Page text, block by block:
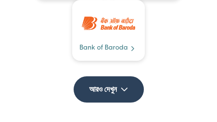
Bank of Baroda
আরও দেখুন